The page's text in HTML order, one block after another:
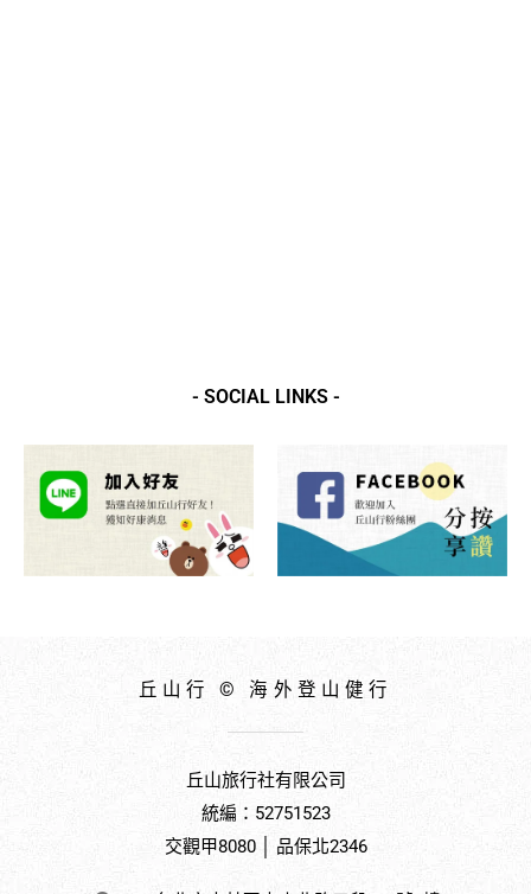
- SOCIAL LINKS -
丘山行 © 海外登山健行
丘山旅行社有限公司
統編：52751523
交觀甲8080 │ 品保北2346